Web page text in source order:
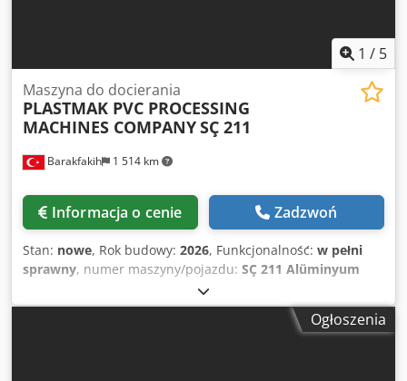
1 / 5
Barakfakih 1 514 km
Maszyna do docierania
PLASTMAK PVC PROCESSING
MACHINES COMPANYSÇ 211
Informacja o cenie Zadzwoń
Stan: nowe, Rok budowy: 2026, Funkcjonalność: w pełni
sprawny, numer maszyny/pojazdu: SÇ 211 Alüminyum
Pvc Orta Kayıt Alıştırma Makinesi ( 2 Bıçak)
normami CE. - Możliwość docierania środkowych połączeń
profili PVC i aluminiowych. - Do 30 stopni pod różnymi
Ogłoszenia